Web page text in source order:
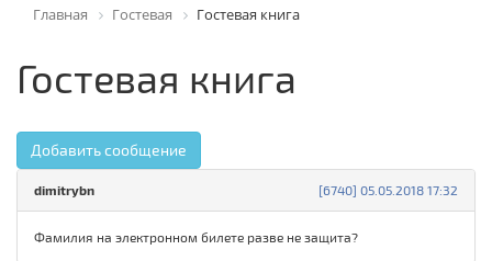
Главная Гостевая Гостевая книга
Гостевая книга
Добавить сообщение
[6740] 05.05.2018 17:32
dimitrybn
Фамилия на электронном билете разве не защита?